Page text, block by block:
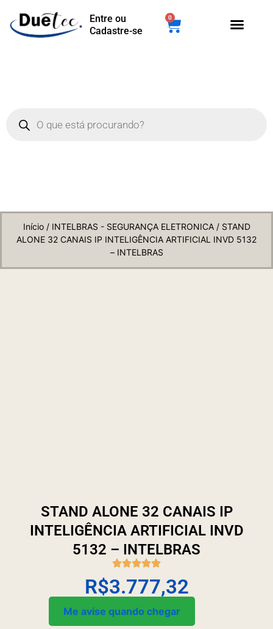
Entre ou
Cadastre-se
0
Início/ INTELBRAS - SEGURANÇA ELETRONICA/ STAND
ALONE 32 CANAIS IP INTELIGÊNCIA ARTIFICIAL INVD 5132
– INTELBRAS
STAND ALONE 32 CANAIS IP
INTELIGÊNCIA ARTIFICIAL INVD
5132 – INTELBRAS
R$3.777,32
Me avise quando chegar